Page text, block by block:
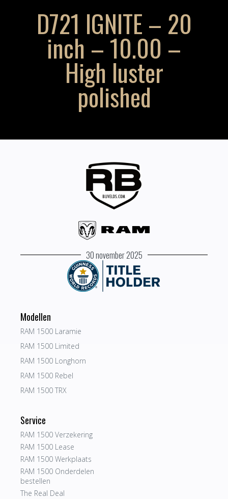
D721 IGNITE – 20
inch – 10.00 –
High luster
polished
30 november 2025
Modellen
RAM 1500 Laramie
RAM 1500 Limited
RAM 1500 Longhorn
RAM 1500 Rebel
RAM 1500 TRX
Service
RAM 1500 Verzekering
RAM 1500 Lease
RAM 1500 Werkplaats
RAM 1500 Onderdelen
bestellen
The Real Deal